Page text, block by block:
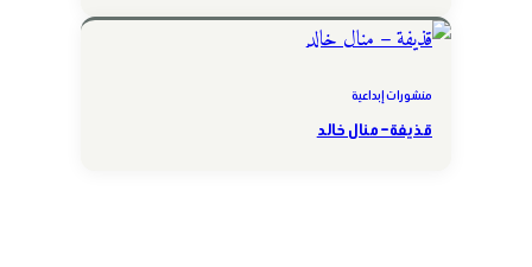
منشورات إبداعية
قذيفة – منال خالد